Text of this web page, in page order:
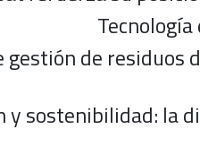
gestión de residuos
y sostenibilidad: la